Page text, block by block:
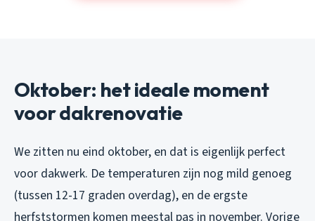
Oktober: het ideale moment
voor dakrenovatie
We zitten nu eind oktober, en dat is eigenlijk perfect
voor dakwerk. De temperaturen zijn nog mild genoeg
(tussen 12-17 graden overdag), en de ergste
herfststormen komen meestal pas in november. Vorige